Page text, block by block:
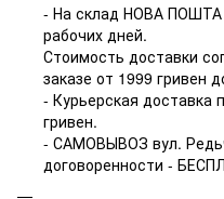
- На склад НОВА
рабочих дней.
Стоимость доставки
заказе от 1999 гривен
- Курьерская доставка
гривен.
- САМОВЫВОЗ вул.
договоренности -